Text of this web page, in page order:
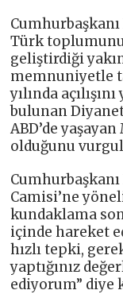
Türk
geliştirdiği
memnuniyetle
yılında
bulunan
ABD’de
olduğunu
Camisi’ne
kundaklama
içinde hareket
hızlı tepki,
yaptığınız
ediyorum” diye